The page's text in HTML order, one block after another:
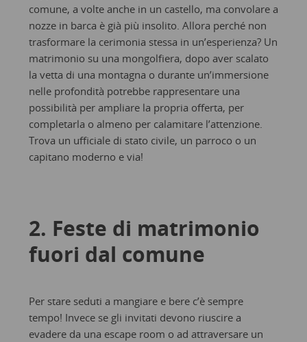
comune, a volte anche in un castello, ma convolare a
nozze in barca è già più insolito. Allora perché non
trasformare la cerimonia stessa in un’esperienza? Un
matrimonio su una mongolfiera, dopo aver scalato
la vetta di una montagna o durante un’immersione
nelle profondità potrebbe rappresentare una
possibilità per ampliare la propria offerta, per
completarla o almeno per calamitare l’attenzione.
Trova un ufficiale di stato civile, un parroco o un
capitano moderno e via!
2. Feste di matrimonio
fuori dal comune
Per stare seduti a mangiare e bere c’è sempre
tempo! Invece se gli invitati devono riuscire a
evadere da una escape room o ad attraversare un